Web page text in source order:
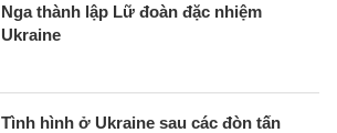
Nga thành lập Lữ đoàn đặc nhiệm
Ukraine
Tình hình ở Ukraine sau các đòn tấn